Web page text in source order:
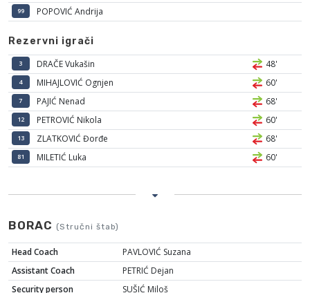
99 POPOVIĆ Andrija
Rezervni igrači
3 DRAČE Vukašin 48'
4 MIHAJLOVIĆ Ognjen 60'
7 PAJIĆ Nenad 68'
12 PETROVIĆ Nikola 60'
13 ZLATKOVIĆ Đorđe 68'
81 MILETIĆ Luka 60'
BORAC (Stručni štab)
Head Coach
PAVLOVIĆ Suzana
Assistant Coach
PETRIĆ Dejan
Security person
SUŠIĆ Miloš